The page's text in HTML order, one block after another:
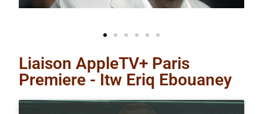
Liaison AppleTV+ Paris
Premiere - Itw Eriq Ebouaney